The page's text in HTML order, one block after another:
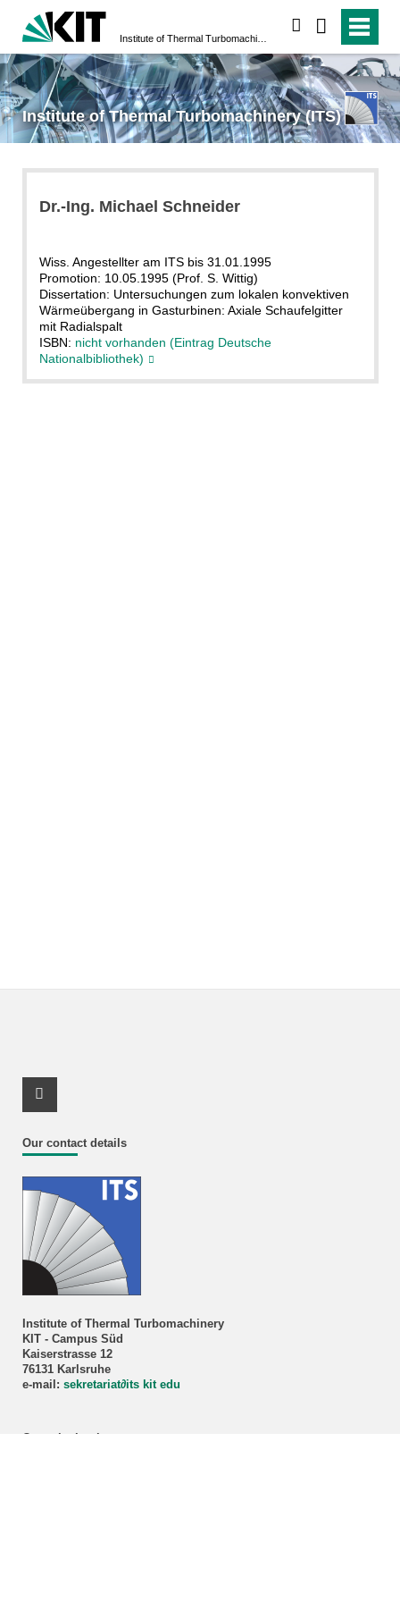
Institute of Thermal Turbomachinery (ITS)
Dr.-Ing. Michael Schneider
Wiss. Angestellter am ITS bis 31.01.1995
Promotion: 10.05.1995 (Prof. S. Wittig)
Dissertation: Untersuchungen zum lokalen konvektiven
Wärmeübergang in Gasturbinen: Axiale Schaufelgitter
mit Radialspalt
ISBN: nicht vorhanden (Eintrag Deutsche
Nationalbibliothek)
Our contact details
Institute of Thermal Turbomachinery
KIT - Campus Süd
Kaiserstrasse 12
76131 Karlsruhe
e-mail: sekretariat∂its kit edu
Consultation hour
Youtube Profile